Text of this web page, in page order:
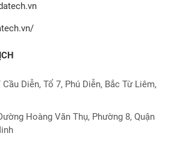
Diễn, Tổ 7, Phú Diễn, Bắc Từ Liêm,
Hoàng Văn Thụ, Phường 8, Quận